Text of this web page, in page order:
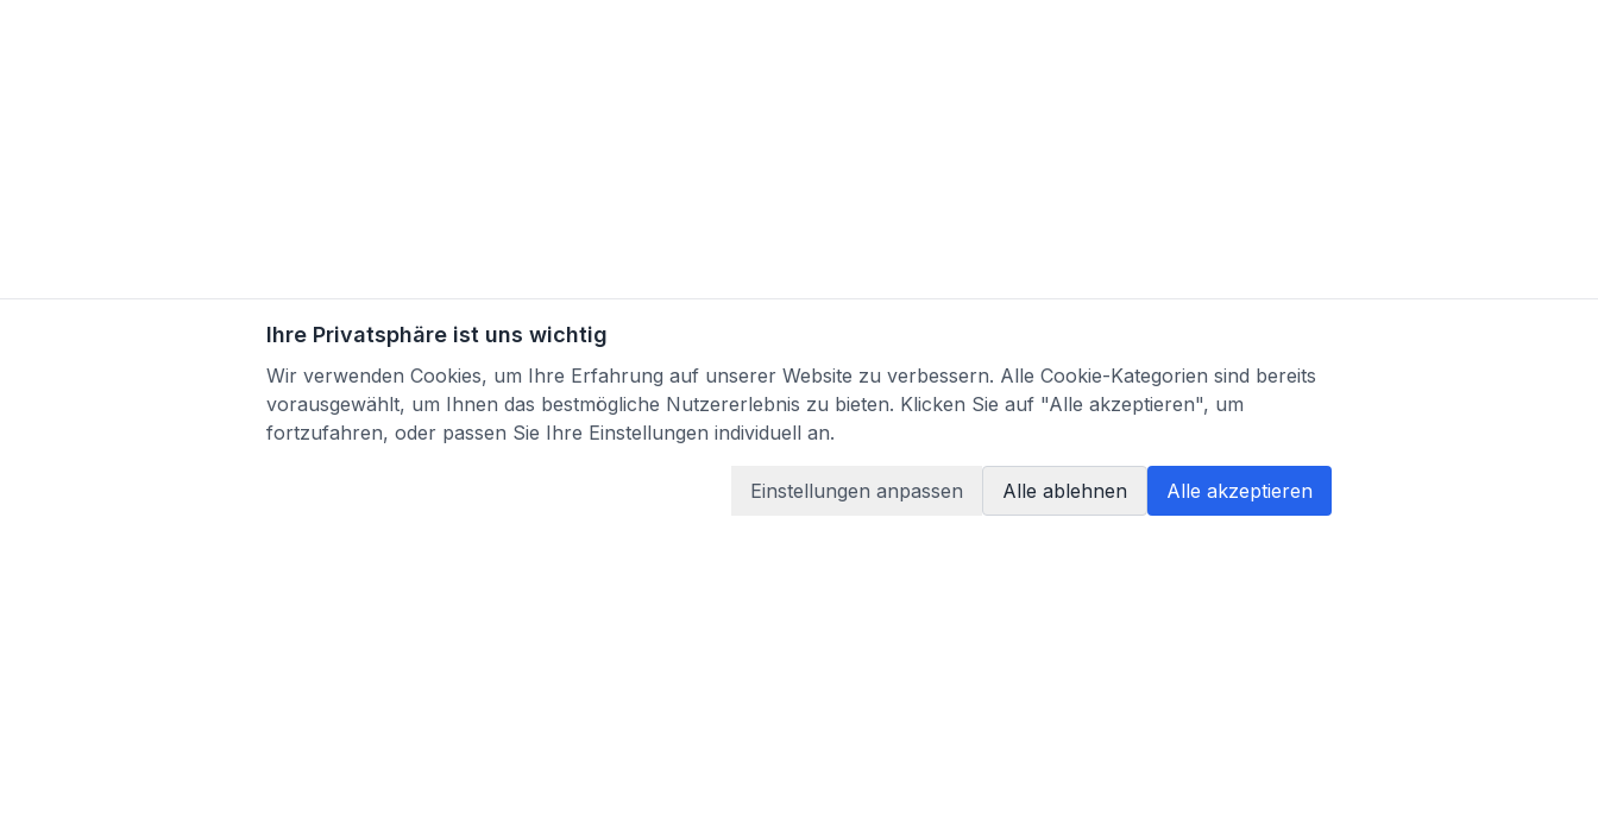
Ihre Privatsphäre ist uns wichtig
Wir verwenden Cookies, um Ihre Erfahrung auf unserer Website zu verbessern. Alle Cookie-Kategorien sind bereits
vorausgewählt, um Ihnen das bestmögliche Nutzererlebnis zu bieten. Klicken Sie auf "Alle akzeptieren", um
fortzufahren, oder passen Sie Ihre Einstellungen individuell an.
Einstellungen anpassen Alle ablehnen Alle akzeptieren